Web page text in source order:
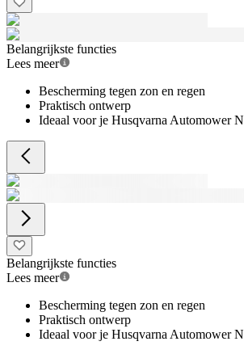
Belangrijkste functies
Lees meer
Bescherming tegen zon en regen
Praktisch ontwerp
Ideaal voor je Husqvarna Automower
Belangrijkste functies
Lees meer
Bescherming tegen zon en regen
Praktisch ontwerp
Ideaal voor je Husqvarna Automower